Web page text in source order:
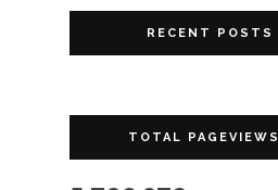
RECENT POSTS
TOTAL PAGEVIEWS